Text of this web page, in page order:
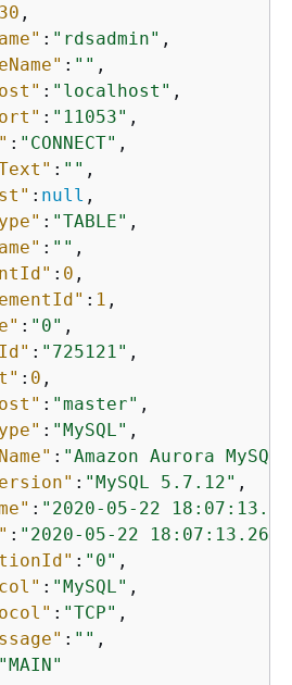
,
: "rdsadmin" ,
: "" ,
: "localhost" ,
: "11053" ,
: "CONNECT" ,
: "" ,
: null ,
: "TABLE" ,
: "" ,
: 0 ,
: 1 ,
: "0" ,
: "725121" ,
: 0 ,
: "master" ,
: "MySQL" ,
: "Amazon Aurora MySQL"
: "MySQL 5.7.12" ,
: "2020-05-22
: "2020-05-22
: "0" ,
: "MySQL" ,
: "TCP" ,
: "" ,
"MAIN"